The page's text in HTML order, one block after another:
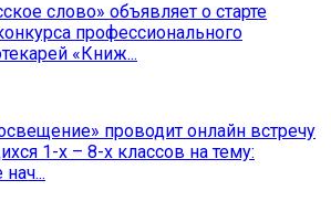
слово» объявляет о старте
профессионального
«Книж...
проводит онлайн встречу
1-х – 8-х классов на тему: